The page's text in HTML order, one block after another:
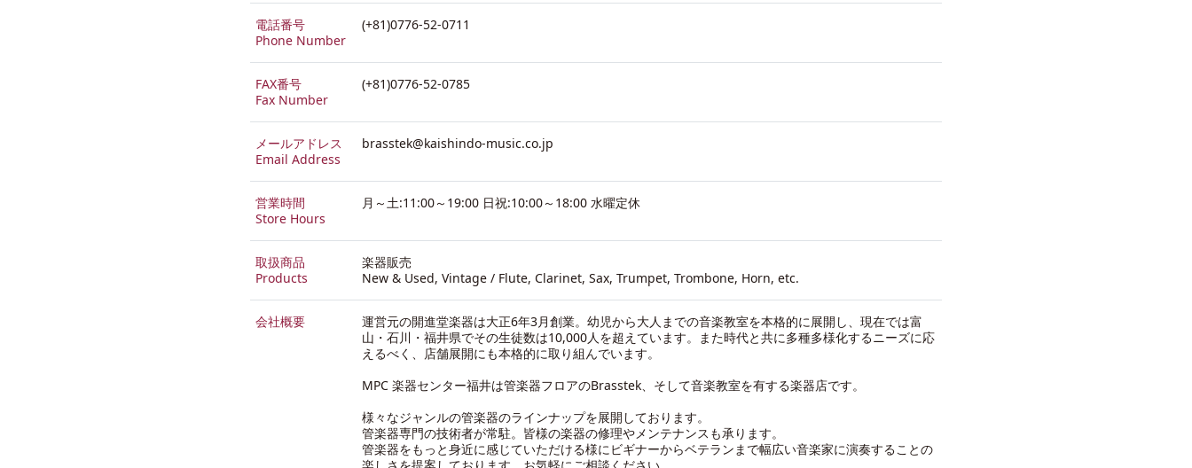
電話番号
Phone Number
(+81)0776-52-0711
FAX番号
Fax Number
(+81)0776-52-0785
メールアドレス
Email Address
brasstek@kaishindo-music.co.jp
営業時間
Store Hours
月～土:11:00～19:00 日祝:10:00～18:00 水曜定休
取扱商品
Products
楽器販売
New & Used, Vintage / Flute, Clarinet, Sax, Trumpet, Trombone, Horn, etc.
会社概要
運営元の開進堂楽器は大正6年3月創業。幼児から大人までの音楽教室を本格的に展開し、現在では富
山・石川・福井県でその生徒数は10,000人を超えています。また時代と共に多種多様化するニーズに応
えるべく、店舗展開にも本格的に取り組んでいます。
MPC 楽器センター福井は管楽器フロアのBrasstek、そして音楽教室を有する楽器店です。
様々なジャンルの管楽器のラインナップを展開しております。
管楽器専門の技術者が常駐。皆様の楽器の修理やメンテナンスも承ります。
管楽器をもっと身近に感じていただける様にビギナーからベテランまで幅広い音楽家に演奏することの